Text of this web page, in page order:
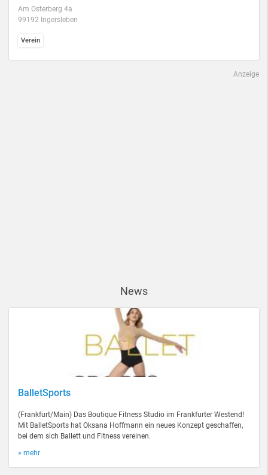
Am Osterberg 4a
99192 Ingersleben
Verein
Anzeige
News
BalletSports
(Frankfurt/Main) Das Boutique Fitness Studio im Frankfurter Westend!
Mit BalletSports hat Oksana Hoffmann ein neues Konzept geschaffen,
bei dem sich Ballett und Fitness vereinen.
» mehr